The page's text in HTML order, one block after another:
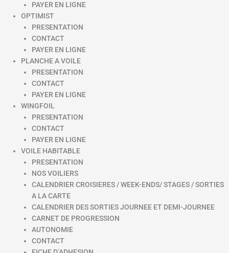
PAYER EN LIGNE
OPTIMIST
PRESENTATION
CONTACT
PAYER EN LIGNE
PLANCHE A VOILE
PRESENTATION
CONTACT
PAYER EN LIGNE
WINGFOIL
PRESENTATION
CONTACT
PAYER EN LIGNE
VOILE HABITABLE
PRESENTATION
NOS VOILIERS
CALENDRIER CROISIERES / WEEK-ENDS/ STAGES / SORTIES
A LA CARTE
CALENDRIER DES SORTIES JOURNEE ET DEMI-JOURNEE
CARNET DE PROGRESSION
AUTONOMIE
CONTACT